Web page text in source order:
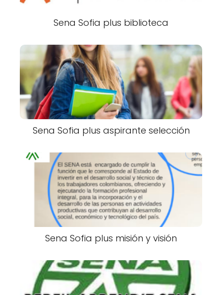
Sena Sofia plus biblioteca
Sena Sofia plus aspirante selección
Sena Sofia plus misión y visión